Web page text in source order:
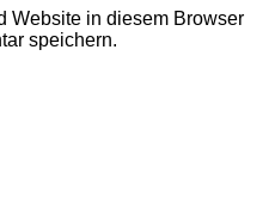
Website in diesem Browser
speichern.